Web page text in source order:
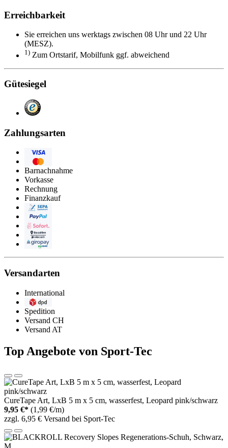
Erreichbarkeit
Sie erreichen uns werktags zwischen 08 Uhr und 22 Uhr
(MESZ).
1) Zum Ortstarif, Mobilfunk ggf. abweichend
Gütesiegel
Zahlungsarten
Barnachnahme
Vorkasse
Rechnung
Finanzkauf
Versandarten
International
Spedition
Versand CH
Versand AT
Top Angebote von Sport-Tec
CureTape Art, LxB 5 m x 5 cm, wasserfest, Leopard pink/schwarz
9,95 €* (1,99 €/m)
zzgl. 6,95 € Versand bei Sport-Tec